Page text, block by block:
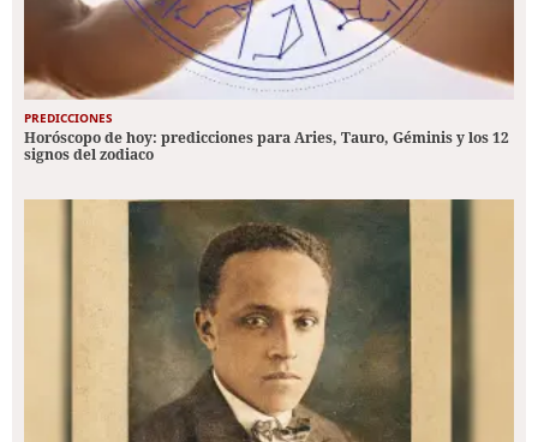
PREDICCIONES
Horóscopo de hoy: predicciones para Aries, Tauro, Géminis y los 12
signos del zodiaco